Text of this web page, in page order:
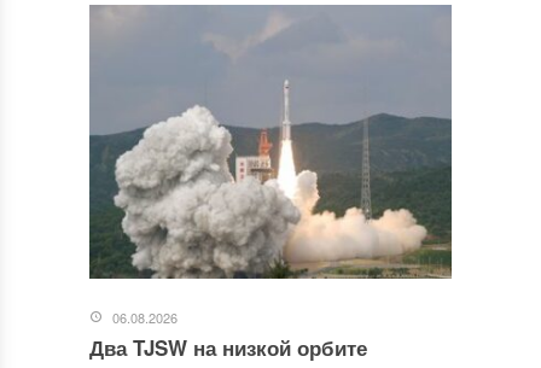
06.08.2026
Два TJSW на низкой орбите